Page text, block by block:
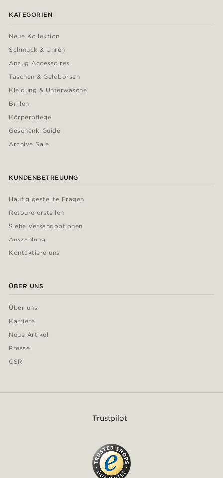
KATEGORIEN
Neue Kollektion
Schmuck & Uhren
Anzug Accessoires
Taschen & Geldbörsen
Kleidung & Unterwäsche
Brillen
Körperpflege
Geschenk-Guide
Archive Sale
KUNDENBETREUUNG
Häufig gestellte Fragen
Retoure erstellen
Siehe Versandoptionen
Auszahlung
Kontaktiere uns
ÜBER UNS
Über uns
Karriere
Neue Artikel
Presse
CSR
Trustpilot